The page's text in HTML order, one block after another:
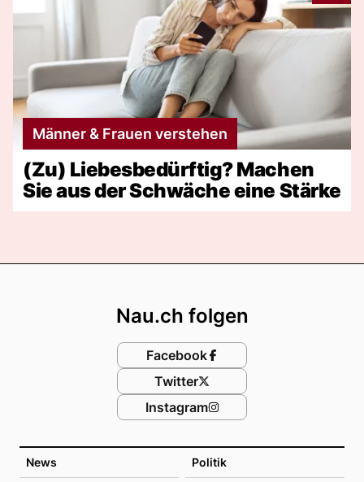
Männer & Frauen verstehen
(Zu) Liebesbedürftig? Machen
Sie aus der Schwäche eine Stärke
News Politik
Nau.ch folgen
Facebook
Twitter
Instagram